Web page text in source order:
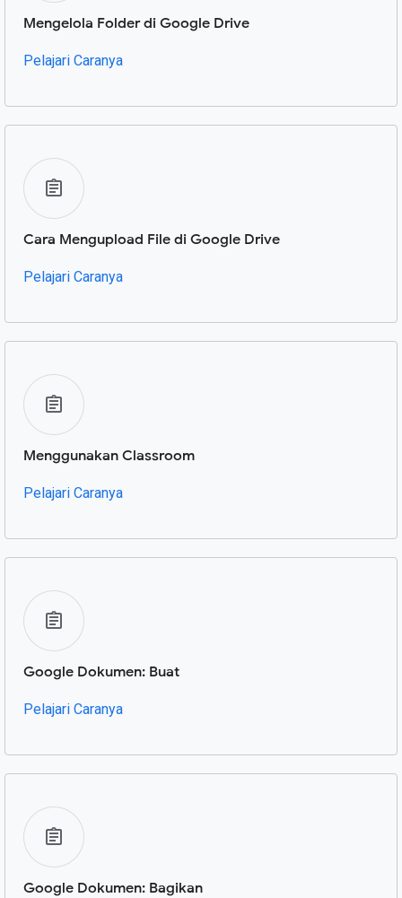
Mengelola Folder di Google Drive
Pelajari Caranya
Cara Mengupload File di Google Drive
Pelajari Caranya
Menggunakan Classroom
Pelajari Caranya
Google Dokumen: Buat
Pelajari Caranya
Google Dokumen: Bagikan